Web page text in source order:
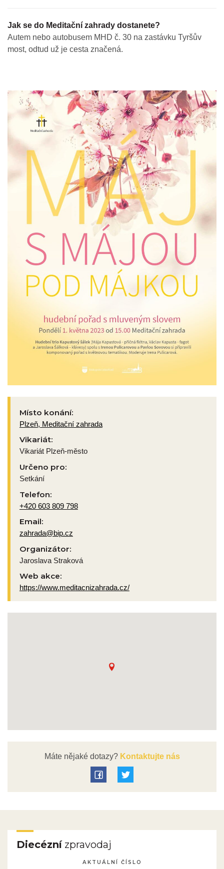
Jak se do Meditační zahrady dostanete?
Autem nebo autobusem MHD č. 30 na zastávku Tyršův
most, odtud už je cesta značená.
Místo konání:
Plzeň, Meditační zahrada
Vikariát:
Vikariát Plzeň-město
Určeno pro:
Setkání
Telefon:
+420 603 809 798
Email:
zahrada@bip.cz
Organizátor:
Jaroslava Straková
Web akce:
https://www.meditacnizahrada.cz/
Máte nějaké dotazy?Kontaktujte nás
Diecéznízpravodaj
AKTUÁLNÍ ČÍSLO